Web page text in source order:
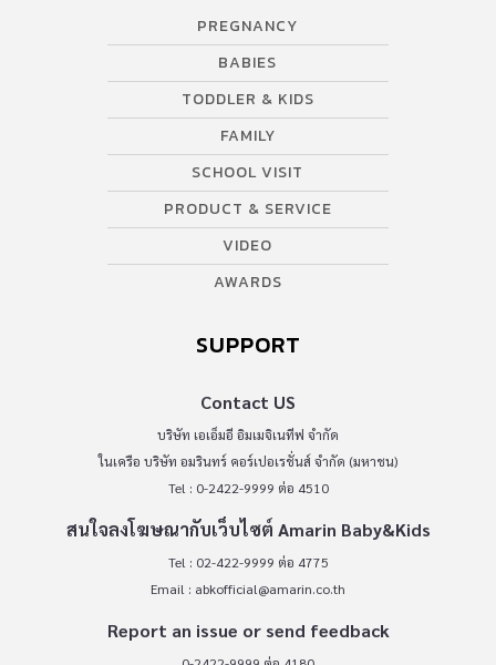
PREGNANCY
BABIES
TODDLER & KIDS
FAMILY
SCHOOL VISIT
PRODUCT & SERVICE
VIDEO
AWARDS
SUPPORT
Contact US
บริษัท เอเอ็มอี อิมเมจิเนทีฟ จำกัด
ในเครือ บริษัท อมรินทร์ คอร์เปอเรชั่นส์ จำกัด (มหาชน)
Tel : 0-2422-9999 ต่อ 4510
สนใจลงโฆษณากับเว็บไซต์ Amarin Baby&Kids
Tel : 02-422-9999 ต่อ 4775
Email : abkofficial@amarin.co.th
Report an issue or send feedback